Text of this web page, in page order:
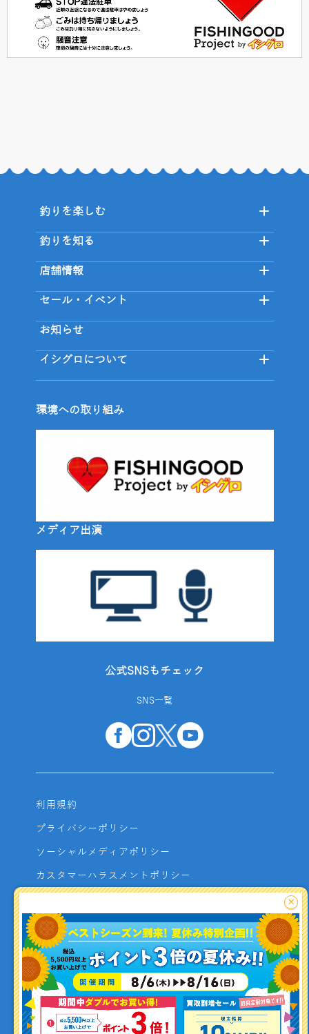
釣り情報を
投稿する
釣りを楽しむ
釣りを知る
店舗情報
セール・イベント
お知らせ
イシグロについて
環境への取り組み
メディア出演
公式SNSもチェック
SNS一覧
利用規約
プライバシーポリシー
ソーシャルメディアポリシー
カスタマーハラスメントポリシー
よくあるご質問
お問い合わせ
利用者資金の保全方法
×